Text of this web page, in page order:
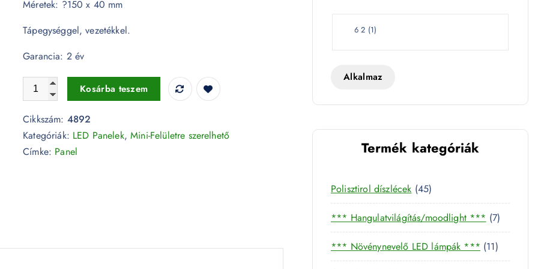
Méretek: ?150 x 40 mm
Tápegységgel, vezetékkel.
Garancia: 2 év
6W 2W LED felületre szerelhető Panel - kör alakú 6000K - 4892 mennyiség
Kosárba teszem
Cikkszám: 4892
Kategóriák: LED Panelek,Mini-Felületre szerelhető
Címke: Panel
W
t
6 2 (1)
Alkalmaz
Termék kategóriák
Polisztirol díszlécek 454
5
t
e
r
*** Hangulatvilágítás/moodlight *** 77
t
e
r
*** Növénynevelő LED lámpák *** 111
1